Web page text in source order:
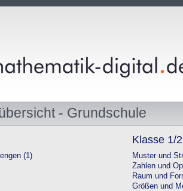
- Grundschule
(1)
Klasse 1/2
Muster und
Zahlen und
Raum und
Größen und